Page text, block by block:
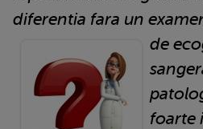
diferentia fara un
de
foarte